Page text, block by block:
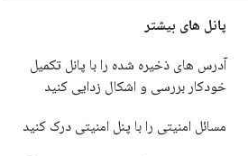
پانل های بیشتر
آدرس های ذخیره شده را با پانل تکمیل
خودکار بررسی و اشکال زدایی کنید
مسائل امنیتی را با پنل امنیتی درک کنید